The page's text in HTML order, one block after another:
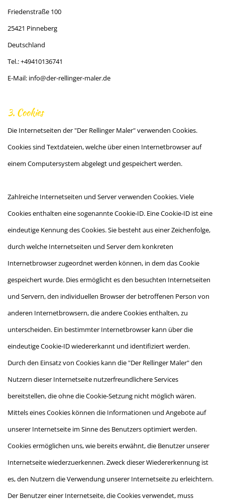
Friedenstraße 100
25421 Pinneberg
Deutschland
Tel.:+49410136741
E-Mail: info@der-rellinger-maler.de
3. Cookies
Die Internetseiten der "Der Rellinger Maler" verwenden Cookies.
Cookies sind Textdateien, welche über einen Internetbrowser auf
einem Computersystem abgelegt und gespeichert werden.
Zahlreiche Internetseiten und Server verwenden Cookies. Viele
Cookies enthalten eine sogenannte Cookie-ID. Eine Cookie-ID ist eine
eindeutige Kennung des Cookies. Sie besteht aus einer Zeichenfolge,
durch welche Internetseiten und Server dem konkreten
Internetbrowser zugeordnet werden können, in dem das Cookie
gespeichert wurde. Dies ermöglicht es den besuchten Internetseiten
und Servern, den individuellen Browser der betroffenen Person von
anderen Internetbrowsern, die andere Cookies enthalten, zu
unterscheiden. Ein bestimmter Internetbrowser kann über die
eindeutige Cookie-ID wiedererkannt und identifiziert werden.
Durch den Einsatz von Cookies kann die "Der Rellinger Maler" den
Nutzern dieser Internetseite nutzerfreundlichere Services
bereitstellen, die ohne die Cookie-Setzung nicht möglich wären.
Mittels eines Cookies können die Informationen und Angebote auf
unserer Internetseite im Sinne des Benutzers optimiert werden.
Cookies ermöglichen uns, wie bereits erwähnt, die Benutzer unserer
Internetseite wiederzuerkennen. Zweck dieser Wiedererkennung ist
es, den Nutzern die Verwendung unserer Internetseite zu erleichtern.
Der Benutzer einer Internetseite, die Cookies verwendet, muss